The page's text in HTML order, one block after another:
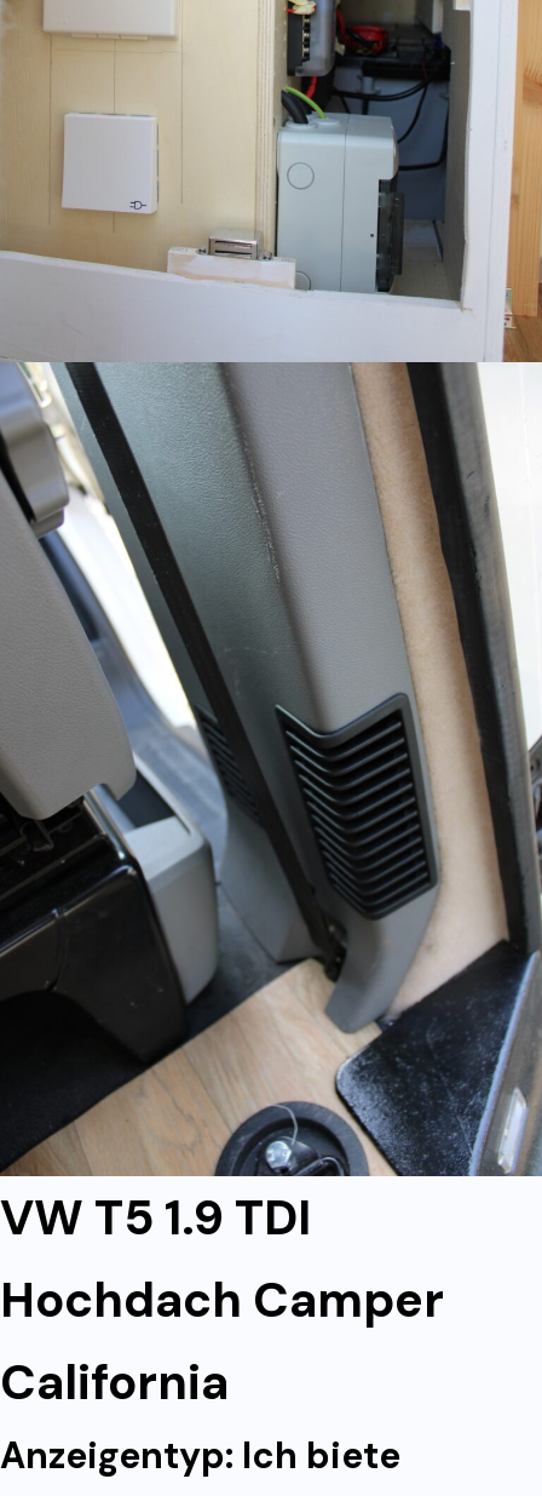
VW T5 1.9 TDI
Hochdach Camper
California
Anzeigentyp: Ich biete